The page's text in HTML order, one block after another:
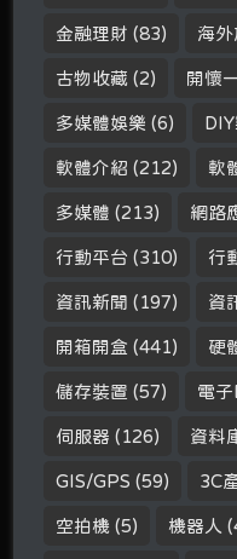
金融理財 (83) 海外
古物收藏 (2) 開懷
多媒體娛樂 (6)
軟體介紹 (212) 軟
多媒體 (213) 網路
行動平台 (310) 行
資訊新聞 (197) 資
開箱開盒 (441) 硬
儲存裝置 (57) 電
伺服器 (126) 資料
GIS/GPS (59) 3C
空拍機 (5) 機器人